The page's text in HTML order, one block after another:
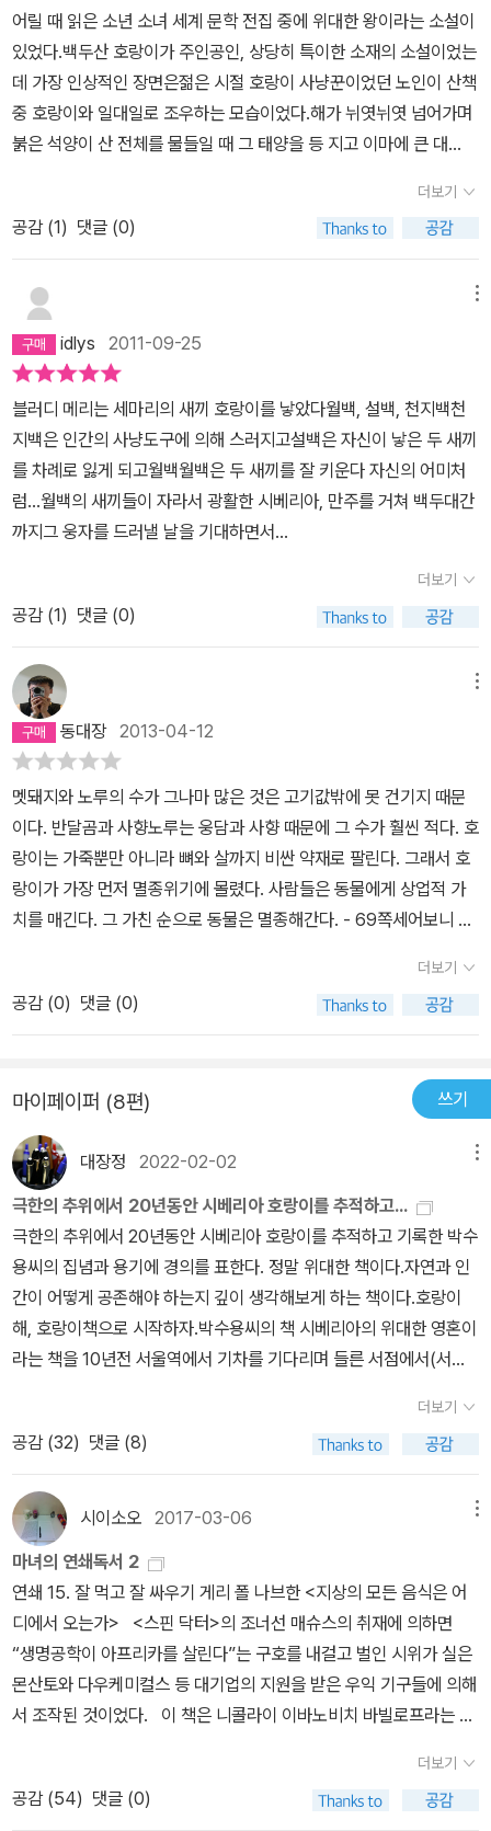
어릴 때 읽은 소년 소녀 세계 문학 전집 중에 위대한 왕이라는 소설이
있었다.백두산 호랑이가 주인공인, 상당히 특이한 소재의 소설이었는
데 가장 인상적인 장면은젊은 시절 호랑이 사냥꾼이었던 노인이 산책
중 호랑이와 일대일로 조우하는 모습이었다.해가 뉘엿뉘엿 넘어가며
붉은 석양이 산 전체를 물들일 때 그 태양을 등 지고 이마에 큰 대
힘들 정도의 긴장감을 불러 왔다.곰방대를 입에 문(아마도 그랬던 것
같다) 노인은 미동도 안하는 호랑이를 조용히 응시하며쳐다 보고 호
랑이 또한 마찬가지였다. 한참 서로를 마주하던 중 호랑이가 조용히
길을 비키고노인이 계속 그 길을 따라 조용히 걸어 가던 모습은 말로
형언하기 힘든, 그렇지만 충분히 그럴 수 있겠구나 라는 생각이 들게
하는 카리스마를 느끼게 했다. 그리고 이 장면은 이 책에서 그대로 언
급된다.(깜짝 놀랐다!) 우연히 숲에서 쉬던 작가는 5~6미터 앞에 나
타난 거대한 호랑이 앞에서 말 그대로 얼어 붙게 된다. 조용히 응시하
던 호랑이는 아무 짓도 하지 않으면 안전하다는무언의 경고를 날리듯
이 천천히 다시 걸어가 버린다.작가분은 카메라를 들 생각도 못했다
고 한다. 이 책은 평생 시베리아 호랑이 취재에 모든 걸 다 바친 한 피
디분의 촬영 과정과 그 여정 속에서 느낀 깊은 사색의 내용을 적은, 그
렇기에 대단히 밀도 높은 결과물이다. 이미 다큐로 유명하지만 다큐
에서는 미처 나타내지 못한 개인의 생각과 촬영 과정의 고단함을 상
한 곳을 찾고 장소를 정하면 그곳에서 6개월 동안 한 평 남짓한 공간
에서 숙식을해결하며 호랑이만 오기를 기다린다. 불을 피울 수도 없
으니 찬 주먹밥을 따뜻한 물에 녹여 소금육포 김과 함께 하루 2끼를
해결하고 대소변도 모두 잠복지 내에서 해결한다. 심지어 양치질도못
한다!!(물을 아껴야 하니까!!) 호랑이가 언제 나타날 지 알 수 없으니
늘 가수면 상태로 얕은 잠을자야 한다.영하 5~7도 정도의 토굴 안에
서 이런 생활을 혼자 6개월이나 한다고 생각하면 차라리수감 생활이
훨씬 인간적이지 않을까 싶다. 이런 노력 덕분일까? 동물학자들도 평
생 한 번 마주치기 힘들다는 시베리아 호랑이를 그렇게 많이 카메라
서 뛰어노는 진귀한 사진도 담겨 있다!) 다른 러시아 학자들은 카메라
만 설치하고 나중에 와서 확인하는정도인 반면 이 피디 분은 늘 기다
리다가 호랑이가 나타나면 카메라 각도를 바꿔가며 찍었으니그럴 수
한 사태까지 일어난다.(정면에서 그리고 위에서 호랑이들이 문과 지
붕을 부수려고 날뛰면 대체 어떤 기분일까??) 그렇지만 이 책은 호랑
이만을 다루지 않는다. 사슴, 멧돼지,표범 뿐 아니라 여러 식물과 연해
주에서 살아가는 사람들의 생활 방식 나아가 연해주 그 자체가 주인
공이 아닌가 한다. 호랑이를 추적하려면 먹이감인 사슴이나 멧돼지의
습성을 알아야 하고 그들의 먹이감인 여러 식물에게 주의를 기울일
수 밖에 없다. 계절의 변화와 그에 따라 달라지는 여러 식물들의 상태
그리고 이에 의존하는 동물들의 이동 경로는 호랑이의 삶에도 당연히
영향을 주게 된다.그리고 이런 자연의 삶 속에 녹아들어 살아가는 주
민들의 모습은 생태계의 일부로 녹아든 삶이 어떤 것 인가를 체감하
게 한다. 단순한 미신으로 치부될 법한 행위 들에도 모두 의미가 있슴
을, 그 하나하나가 자연에 대한 존중을 담고 있슴과 더불어 말이다. 그
세계와 근친상간(서식지의 축소로 어쩔 수 없는 현상인 듯 하다) 그리
고 총을 가진 밀렵꾼들에게 희생 당하는 호랑이들의 모습 은 자연의
삶이 그렇게 아름답지 만은 않다는 것을 느끼게 한다. 작가분이 그렇
게 힘들게 카메라에 담았던 호랑이 일가족의 마지막이 대부분 비극적
이었다는 사실은 어쩌면 지금 시베리아 호랑이가 처한 현실의 방증
그 자체 인지도 모르겠다. 문명의 충돌은 비극이라는 혹자는 말씀하
시지만 사라져가는 것에 대한 안타까움과 애정은 모름지기 가지는 게
생태계의 최상위 포식자인 인간이 가져야 하는 미덕이 아닌가 한다.
민들의 삶의 방식은 시사하는 바가 크다.환경 보호가 전 세계적인 테
마지만 우리 인간 또한 생태계의 일부임을 이토록 절실하게 느끼게
더보기
공감 (1) 댓글 (0)
idlys 2011-09-25
블러디 메리는 세마리의 새끼 호랑이를 낳았다월백, 설백, 천지백천
지백은 인간의 사냥도구에 의해 스러지고설백은 자신이 낳은 두 새끼
를 차례로 잃게 되고월백월백은 두 새끼를 잘 키운다 자신의 어미처
럼...월백의 새끼들이 자라서 광활한 시베리아, 만주를 거쳐 백두대간
까지그 웅자를 드러낼 날을 기대하면서...
더보기
공감 (1) 댓글 (0)
동대장2013-04-12
멧돼지와 노루의 수가 그나마 많은 것은 고기값밖에 못 건기지 때문
이다. 반달곰과 사향노루는 웅담과 사향 때문에 그 수가 훨씬 적다. 호
랑이는 가죽뿐만 아니라 뼈와 살까지 비싼 약재로 팔린다. 그래서 호
랑이가 가장 먼저 멸종위기에 몰렸다. 사람들은 동물에게 상업적 가
치를 매긴다. 그 가친 순으로 동물은 멸종해간다. - 69쪽세어보니 가
풍작이다. 이동관찰을 하면서 잣나무와 참나무, 야행호두나무 숲에
열매가 얼마나 열렸는지 확인하는 것은 필수사항이다. 발굽동물들은
봄부터 가을까지는 여기저기 다니며 어렵지 않게 먹이를 구할 수 있
송이나 도토리, 호두를 뒤진다. 이 발굽동물을 따라 호랑이가 출몰한
다. 그래서 숲의 열매를 확인하는 일은 잠복지를 설정하는데 중요한
근거가 된다. ......나는 수첩에 적어 넣었다. '까마귀산 서사면 초입의
15헥타르 잣나무 군란. 가지마다 평균 3개 이상의 잣송이. 한달 이상
지나서 정체를 파악할 수 없는 호랑이 발자국과 배설물' 이런 정보들
이 축적되면 호랑이 생태지도가 완성된다.- 75쪽고양잇과 동물의 발
자국과 개과 동물의 발자국은 보통 사람이 구분하지 못할 만큼 유사
하다. 그러나 자세히 살펴보면 크게 네 가지 차이점이 있다. 첫째, 발
톱자국이다. 고양잇과 동물을 평소 발톱을 오므려 숨기고 다닌다. 그
른 곳을 오를 때만 갈고기 같은 발톱을 좍 펼친다. 필요한 때만 꺼내
쓰기 때문에 발자국에 발톱자국이 찍히지 않는다. 반면 개과 동물은
발톱을 오므리고 펼 수 있는 기능이 없다. 그래서 발자국마다 늘 발톱
자국이 찍힌다. 둘째, 발볼의 크기와 모양이다. 같은 크기의 발자국이
라도 고양잇과 동물의 발볼이 훨씬 크다. 보통 사람들은 도사처럼 큰
개의 발자국을 그 크기만 보고 호랑이 발자국으로 착각하곤 한다. 개
의 발가락은 길고 넓게 퍼져 있어서 전체적으로 발자국이 커 보이기
때문이다. 그러나 자세히 비교해 보면 같은 크기의 발자국이라도 발
볼의 크기는 다 자란 도사견보다 새끼호랑이가 월등히 크다. 그리고
고양잇과 동물의 발볼은 사다리꼴인데 비해 개과 동물의 발볼은 삼각
형이다. - 102쪽셋째, 발자국의 가로 세로 비율이다. 고양잇과 동물
음은 늑대, 그 다음은 개의 순서다. 호랑이의 뒷발자국도 길이가 너비
더보기
공감 (0) 댓글 (0)
마이페이퍼 (8편) 쓰기
대장정 2022-02-02
극한의 추위에서 20년동안 시베리아 호랑이를 추적하고...
극한의 추위에서 20년동안 시베리아 호랑이를 추적하고 기록한 박수
용씨의 집념과 용기에 경의를 표한다. 정말 위대한 책이다.자연과 인
간이 어떻게 공존해야 하는지 깊이 생각해보게 하는 책이다.호랑이
해, 호랑이책으로 시작하자.박수용씨의 책 시베리아의 위대한 영혼이
라는 책을 10년전 서울역에서 기차를 기다리며 들른 서점에서(서점
화보다 극적이고 소설보다 경이로운 불멸의 대서사시. 책 뒷표지 소
개글 그대로였다. 최고였다.시베리아 우수리지역의 블러디 메리라 불
리는 시베리아 호랑이 3대에 걸친 삶과 죽음에 대한 이야기로 인간에
의해 멸종위기에 처한 시베리아 호랑이들의 처절한 삶.왕대: 우수리
지역에서 가장 크고 힘센 으뜸 수호랑이역대 왕대: 꾸찌 마파 --> 꼬
리 --> 하쟈인블러디메리(암호랑이)+하쟈인(수호랑이) ==> 천지백
(수), 설백(암), 월백(암) 세마리 호랑이 태어남천지백: 태어난지 2년
뒤 밀렵용 와이어줄에 목걸려 죽음설백: 아버지 하쟈인과의 사이에서
두마리 새끼(수, 암) ==> 굶주림에 오빠인 수호랑이가 동생 암호랑이
를 잡아먹음, 오빠는 로드킬로 죽음월백: 누군지 모르는 수호랑이와
두마리 새끼설백의 아들이 로드킬로 죽는 것으로 이야기는 끝난다.나
는 설백과, 월백의 뒷 이야기 너무나 궁금했다. 그리고, 정말 알고싶
다. 시베리아 호랑이들의 운명을...이 책에 의하면 시베리아 호랑이가
더보기
공감 (32) 댓글 (8)
시이소오 2017-03-06
마녀의 연쇄독서 2
연쇄 15. 잘 먹고 잘 싸우기 게리 폴 나브한 <지상의 모든 음식은 어
디에서 오는가> <스핀 닥터>의 조너선 매슈스의 취재에 의하면
“생명공학이 아프리카를 살린다”는 구호를 내걸고 벌인 시위가 실은
몬산토와 다우케미컬스 등 대기업의 지원을 받은 우익 기구들에 의해
서 조작된 것이었다. 이 책은 니콜라이 이바노비치 바빌로프라는 과
추적한다. 더 많은 감자를 생산할 씨감자를 얻기 위해 굶어 죽으면서
도 감자에 손을 대지 않았던 연구자들. 책에 의하면 종자를 지키려다
더보기
공감 (54) 댓글 (0)